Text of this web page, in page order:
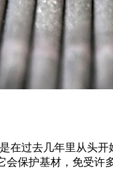
是在过去几年里从头开
会保护基材，免受许